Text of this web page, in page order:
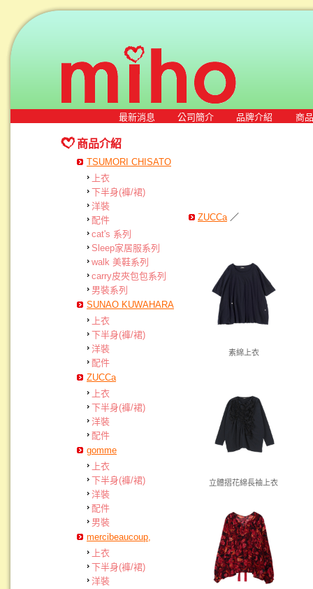
最新消息 公司簡介 品牌介紹 商
商品介紹
TSUMORI CHISATO
上衣
下半身(褲/裙)
洋裝
配件
cat's 系列
Sleep家居服系列
walk 美鞋系列
carry皮夾包包系列
男裝系列
SUNAO KUWAHARA
上衣
下半身(褲/裙)
洋裝
配件
ZUCCa
上衣
下半身(褲/裙)
洋裝
配件
gomme
上衣
下半身(褲/裙)
洋裝
配件
男裝
mercibeaucoup,
上衣
下半身(褲/裙)
洋裝
ZUCCa／
素綿上衣
立體摺花綿長袖上衣